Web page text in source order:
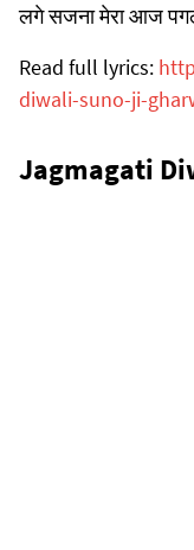
लगे सजना मेरा आज
Read full lyrics:
diwali-suno-ji-
Jagmagati